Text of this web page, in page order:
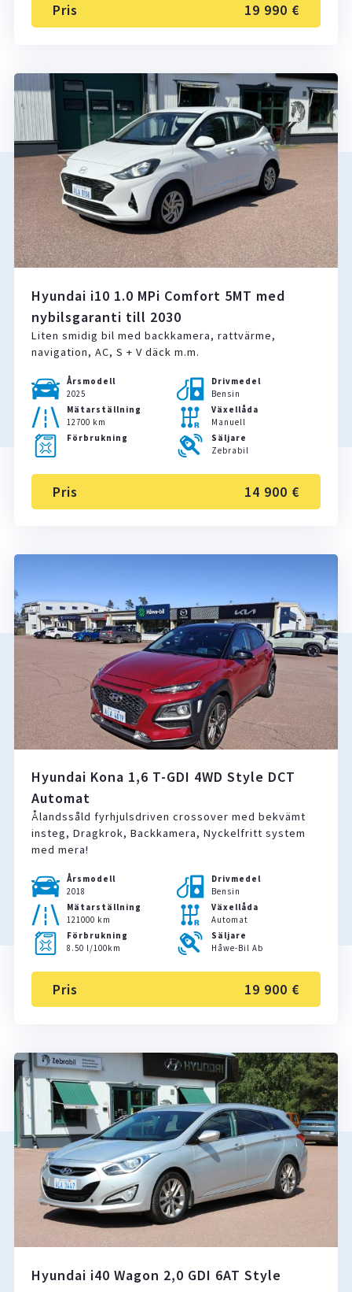
Pris 19 990 €
Hyundai i10 1.0 MPi Comfort 5MT med
nybilsgaranti till 2030
Liten smidig bil med backkamera, rattvärme,
navigation, AC, S + V däck m.m.
Årsmodell
2025
Drivmedel
Bensin
Mätarställning
12700 km
Växellåda
Manuell
Förbrukning
Säljare
Zebrabil
Pris 14 900 €
Hyundai Kona 1,6 T-GDI 4WD Style DCT
Automat
Ålandssåld fyrhjulsdriven crossover med bekvämt
insteg, Dragkrok, Backkamera, Nyckelfritt system
med mera!
Årsmodell
2018
Drivmedel
Bensin
Mätarställning
121000 km
Växellåda
Automat
Förbrukning
8.50 l/100km
Säljare
Håwe-Bil Ab
Pris 19 900 €
Hyundai i40 Wagon 2,0 GDI 6AT Style